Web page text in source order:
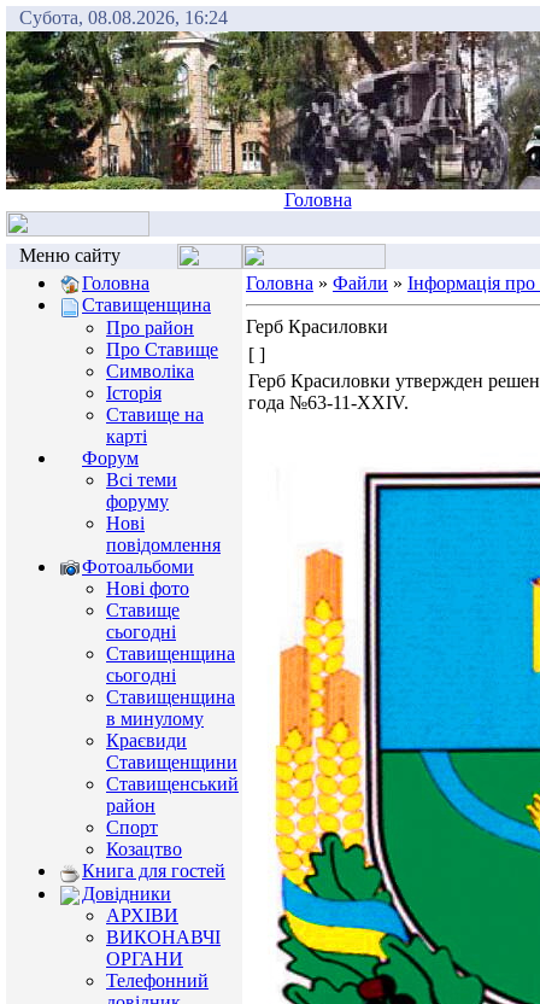
Субота, 08.08.2026, 16:24
Головна
Меню сайту
Головна
Ставищенщина
Про район
Про Ставище
Символіка
Історія
Ставище на
карті
Форум
Всі теми
форуму
Нові
повідомлення
Фотоальбоми
Нові фото
Ставище
сьогодні
Ставищенщина
сьогодні
Ставищенщина
в минулому
Краєвиди
Ставищенщини
Ставищенський
район
Спорт
Козацтво
Книга для гостей
Довідники
АРХІВИ
ВИКОНАВЧІ
ОРГАНИ
Телефонний
Головна » Файли » Інформація
Герб Красиловки
[ ]
Герб Красиловки утвержден
года №63-11-XXIV.